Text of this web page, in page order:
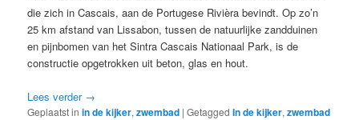
die zich in Cascais, aan de Portugese Rivièra bevindt. Op zo’n
25 km afstand van Lissabon, tussen de natuurlijke zandduinen
en pijnbomen van het Sintra Cascais Nationaal Park, is de
constructie opgetrokken uit beton, glas en hout.
Lees verder →
Geplaatst in in de kijker,zwembad |Getagged In de kijker,zwembad